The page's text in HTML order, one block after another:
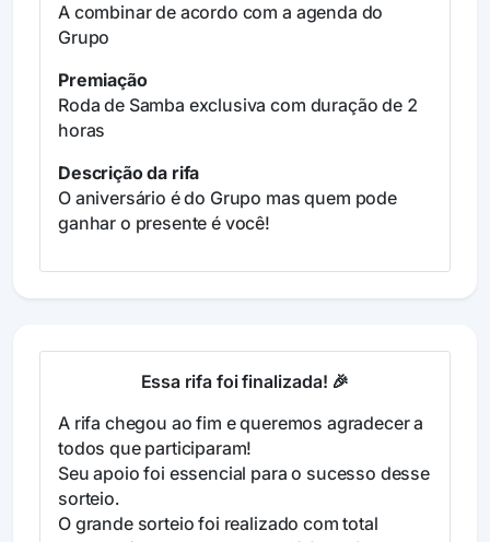
A combinar de acordo com a agenda do
Grupo
Premiação
Roda de Samba exclusiva com duração de 2
horas
Descrição da rifa
O aniversário é do Grupo mas quem pode
ganhar o presente é você!
Essa rifa foi finalizada! 🎉
A rifa chegou ao fim e queremos agradecer a
todos que participaram!
Seu apoio foi essencial para o sucesso desse
sorteio.
O grande sorteio foi realizado com total